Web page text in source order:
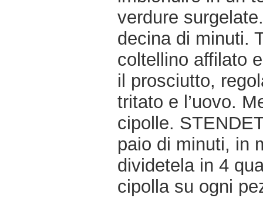
verdure
decina di minuti.
coltellino affilato
il prosciutto,
tritato e l’uovo.
cipolle.
paio di minuti, in
dividetela in 4
cipolla su ogni